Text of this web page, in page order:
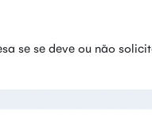
se se deve ou não